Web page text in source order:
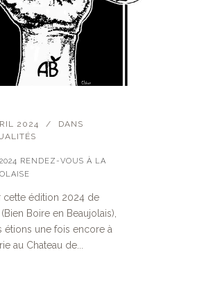
2024
DANS
RENDEZ-VOUS À LA
cette édition 2024 de
(Bien Boire en Beaujolais),
étions une fois encore à
au Chateau de...